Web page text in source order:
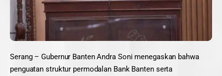
Serang – Gubernur Banten Andra Soni menegaskan bahwa
penguatan struktur permodalan Bank Banten serta